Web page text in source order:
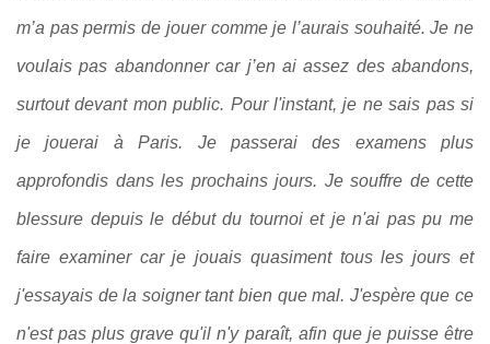
m’a pas permis de jouer comme je l’aurais souhaité. Je ne
voulais pas abandonner car j’en ai assez des abandons,
surtout devant mon public. Pour l'instant, je ne sais pas si
je jouerai à Paris. Je passerai des examens plus
approfondis dans les prochains jours. Je souffre de cette
blessure depuis le début du tournoi et je n'ai pas pu me
faire examiner car je jouais quasiment tous les jours et
j'essayais de la soigner tant bien que mal. J'espère que ce
n'est pas plus grave qu'il n'y paraît, afin que je puisse être